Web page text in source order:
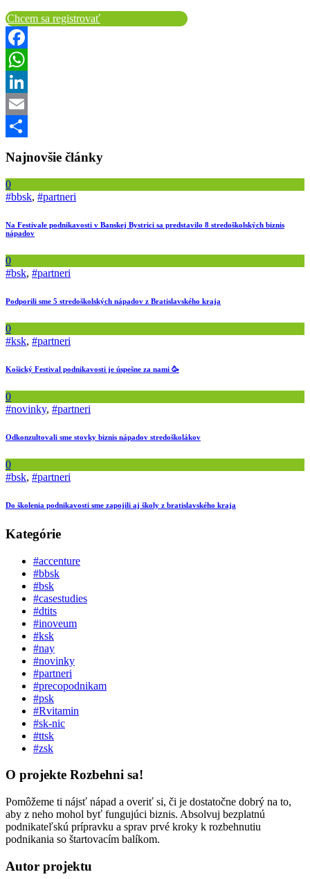
Chcem sa registrovať
Facebook
WhatsApp
LinkedIn
Email
Najnovšie články
0
#bbsk, #partneri
Na Festivale podnikavosti v Banskej Bystrici sa predstavilo 8 stredoškolských biznis
nápadov
0
#bsk, #partneri
Podporili sme 5 stredoškolských nápadov z Bratislavského kraja
0
#ksk, #partneri
Košický Festival podnikavosti je úspešne za nami 🥳
0
#novinky, #partneri
Odkonzultovali sme stovky biznis nápadov stredoškolákov
0
#bsk, #partneri
Do školenia podnikavosti sme zapojili aj školy z bratislavského kraja
Kategórie
#accenture
#bbsk
#bsk
#casestudies
#dtits
#inoveum
#ksk
#nay
#novinky
#partneri
#precopodnikam
#psk
#Rvitamin
#sk-nic
#ttsk
#zsk
O projekte Rozbehni sa!
Pomôžeme ti nájsť nápad a overiť si, či je dostatočne dobrý na to,
aby z neho mohol byť fungujúci biznis. Absolvuj bezplatnú
podnikateľskú prípravku a sprav prvé kroky k rozbehnutiu
podnikania so štartovacím balíkom.
Autor projektu